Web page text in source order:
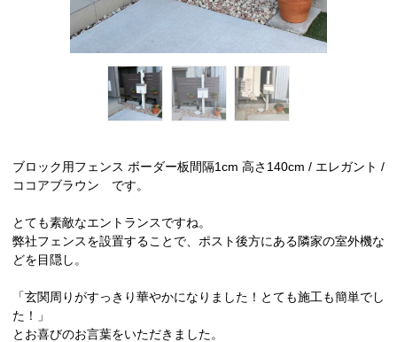
ブロック用フェンス ボーダー板間隔1cm 高さ140cm / エレガント /
ココアブラウン です。
とても素敵なエントランスですね。
弊社フェンスを設置することで、ポスト後方にある隣家の室外機な
どを目隠し。
「玄関周りがすっきり華やかになりました！とても施工も簡単でし
た！」
とお喜びのお言葉をいただきました。